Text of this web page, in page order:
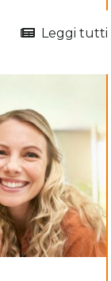
Leggi tutti